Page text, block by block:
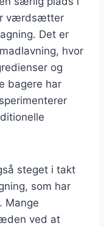
værdsætter
Det er
hvor
og
bagere har
steget i takt
som har
Mange
ved at